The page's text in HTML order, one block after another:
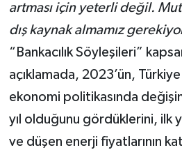
artması için yeterli değil.
dış kaynak almamız
“Bankacılık Söyleşileri”
açıklamada, 2023’ün,
ekonomi politikasında
yıl olduğunu gördüklerini, ilk
ve düşen enerji fiyatlarının